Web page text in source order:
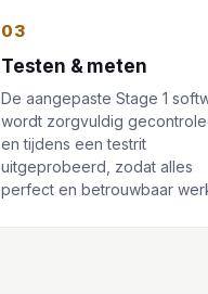
03
Testen & meten
De aangepaste Stage 1
wordt zorgvuldig
en tijdens een testrit
uitgeprobeerd, zodat alles
perfect en betrouwbaar